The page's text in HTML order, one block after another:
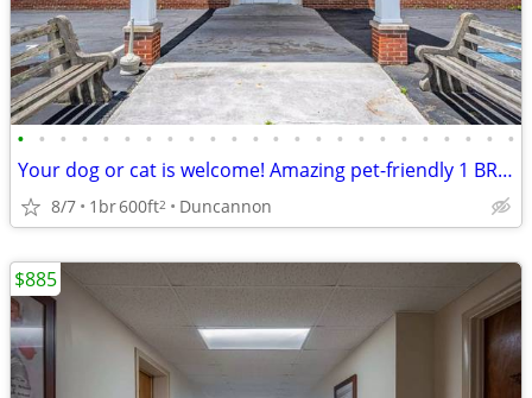
• • • • • • • • • • • • • • • • • • • • • • • •
Your dog or cat is welcome! Amazing pet-friendly 1 BR / 1 BA!
8/7 1br600ft2 Duncannon
$885